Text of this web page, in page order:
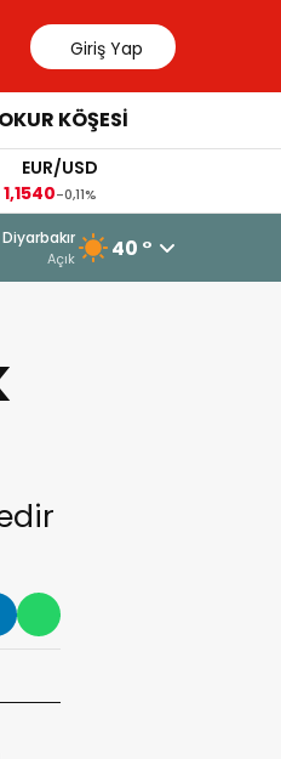
Giriş Yap
OKUR KÖŞESİ
-0,11%
2026 - 11:35
Doku soruşturması: İki
Diyarbakır
Açık 40 °